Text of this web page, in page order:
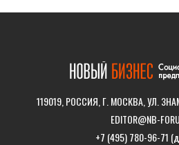
119019, РОССИЯ, Г. МОСКВА, УЛ.
EDITOR@NB-
+7 (495) 780-96-71